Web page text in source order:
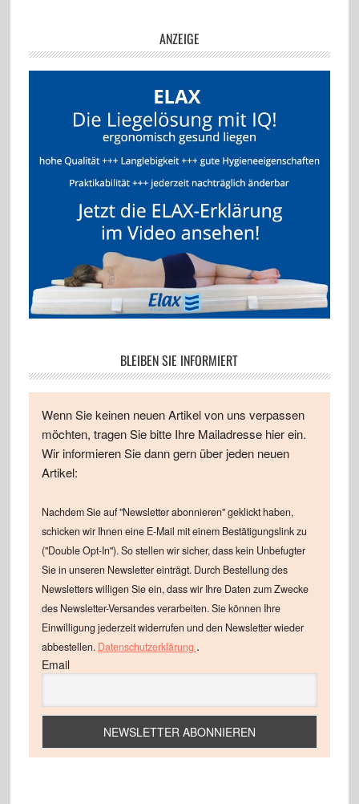
ANZEIGE
BLEIBEN SIE INFORMIERT
Wenn Sie keinen neuen Artikel von uns verpassen
möchten, tragen Sie bitte Ihre Mailadresse hier ein.
Wir informieren Sie dann gern über jeden neuen
Artikel:
Nachdem Sie auf "Newsletter abonnieren" geklickt haben,
schicken wir Ihnen eine E-Mail mit einem Bestätigungslink zu
("Double Opt-In"). So stellen wir sicher, dass kein Unbefugter
Sie in unseren Newsletter einträgt. Durch Bestellung des
Newsletters willigen Sie ein, dass wir Ihre Daten zum Zwecke
des Newsletter-Versandes verarbeiten. Sie können Ihre
Einwilligung jederzeit widerrufen und den Newsletter wieder
abbestellen. Datenschutzerklärung .
Email